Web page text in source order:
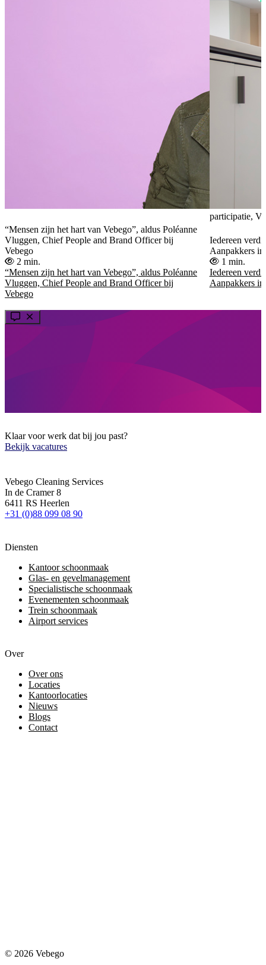
“Mensen zijn het hart van Vebego”, aldus Poléanne
Vluggen, Chief People and Brand Officer bij
Vebego
2 min.
“Mensen zijn het hart van Vebego”, aldus Poléanne
Vluggen, Chief People and Brand Officer bij
Vebego
participatie,
Iedereen
Aanpakkers
1 min.
Iedereen
Aanpakkers
Klaar voor werk dat bij jou past?
Bekijk vacatures
Vebego Cleaning Services
In de Cramer 8
6411 RS Heerlen
+31 (0)88 099 08 90
Diensten
Kantoor schoonmaak
Glas- en gevelmanagement
Specialistische schoonmaak
Evenementen schoonmaak
Trein schoonmaak
Airport services
Over
Over ons
Locaties
Kantoorlocaties
Nieuws
Blogs
Contact
© 2026 Vebego